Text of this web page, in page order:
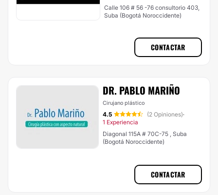
Calle 106 # 56 -76 consultorio 403,
Suba (Bogotá Noroccidente)
CONTACTAR
DR. PABLO MARIÑO
Cirujano plástico
4.5 (2 Opiniones)·
1 Experiencia
Diagonal 115A # 70C-75 , Suba
(Bogotá Noroccidente)
CONTACTAR